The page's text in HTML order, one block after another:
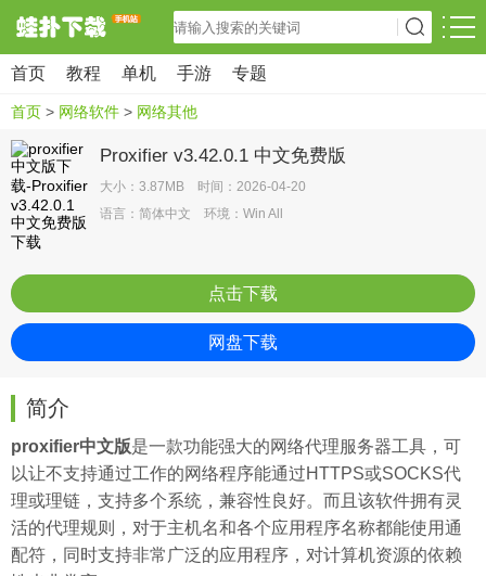
首页 教程 单机 手游 专题
首页 > 网络软件 > 网络其他
Proxifier v3.42.0.1 中文免费版
大小：3.87MB 时间：2026-04-20
语言：简体中文 环境：Win All
点击下载
网盘下载
简介
proxifier中文版是一款功能强大的网络代理服务器工具，可
以让不支持通过工作的网络程序能通过HTTPS或SOCKS代
理或理链，支持多个系统，兼容性良好。而且该软件拥有灵
活的代理规则，对于主机名和各个应用程序名称都能使用通
配符，同时支持非常广泛的应用程序，对计算机资源的依赖